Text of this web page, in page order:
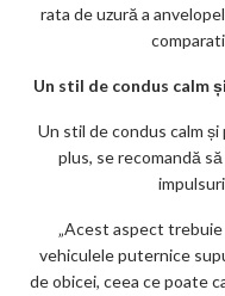
rata de uzură a
Un stil de condus calm
Un stil de condus calm
plus, se recomandă
„Acest aspect
vehiculele puternice
de obicei, ceea ce poate